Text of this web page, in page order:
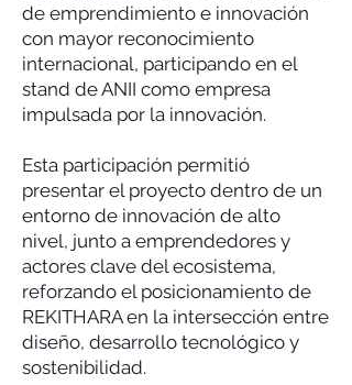
de emprendimiento e innovación
con mayor reconocimiento
internacional, participando en el
stand de ANII como empresa
impulsada por la innovación.
Esta participación permitió
presentar el proyecto dentro de un
entorno de innovación de alto
nivel, junto a emprendedores y
actores clave del ecosistema,
reforzando el posicionamiento de
REKITHARA en la intersección entre
diseño, desarrollo tecnológico y
sostenibilidad.